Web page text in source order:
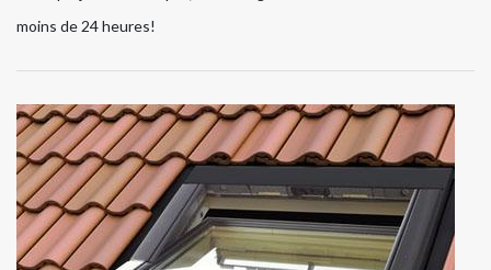
moins de 24 heures!